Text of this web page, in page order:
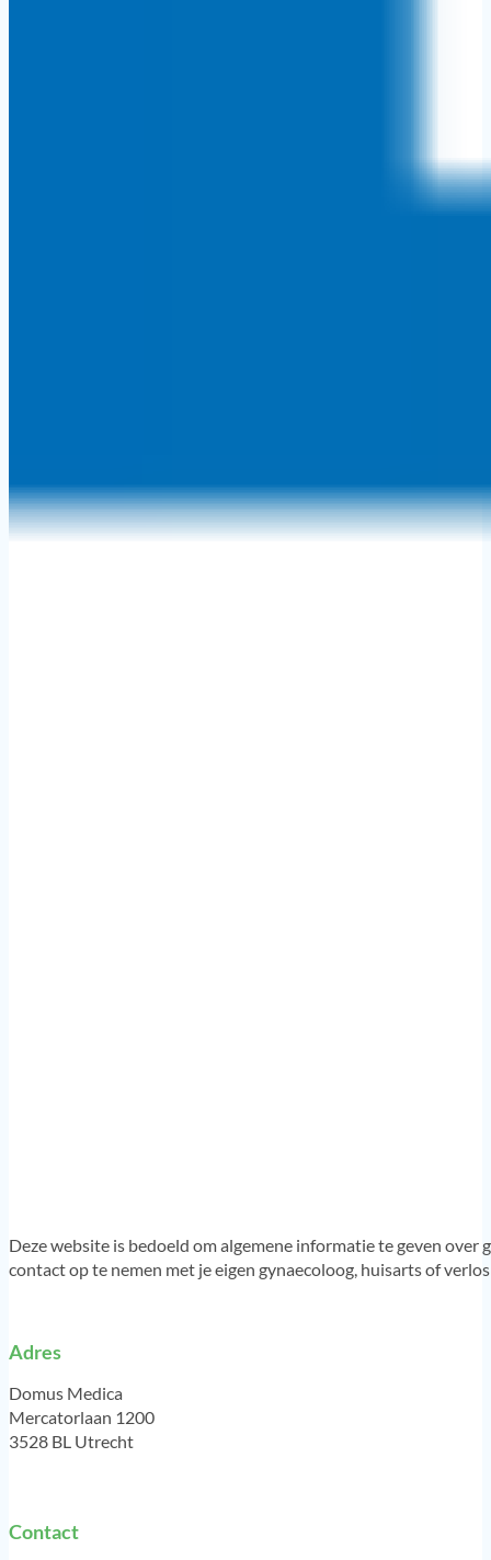
Deze website is bedoeld om algemene informatie te geven
contact op te nemen met je eigen gynaecoloog, huisarts of
Adres
Domus Medica
Mercatorlaan 1200
3528 BL Utrecht
Contact